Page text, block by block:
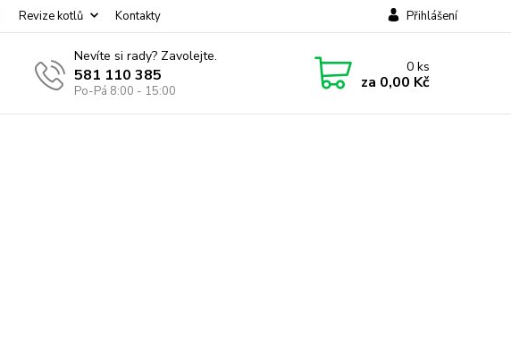
Revize kotlů Kontakty Přihlášení
Nevíte si rady? Zavolejte.
581 110 385
Po-Pá 8:00 - 15:00
0ks
za 0,00 Kč